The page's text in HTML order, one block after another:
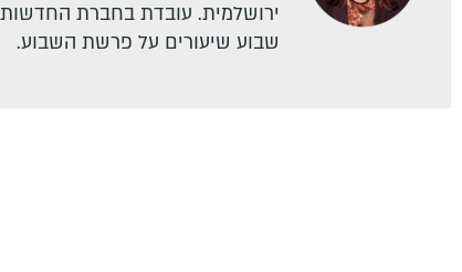
ירושלמית. עובדת בחברת החדשות,
שבוע שיעורים על פרשת השבוע.